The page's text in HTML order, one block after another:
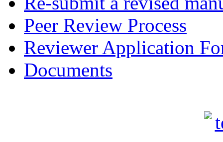
Peer Review Process
Reviewer Application
Documents